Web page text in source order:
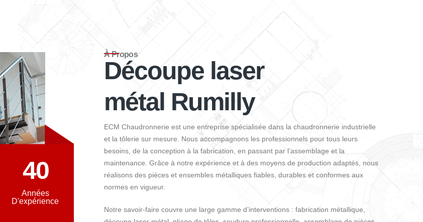
40
Années
D'expérience
À Propos
Découpe laser
métal Rumilly
ECM Chaudronnerie est une entreprise spécialisée dans la chaudronnerie industrielle
et la tôlerie sur mesure. Nous accompagnons les professionnels pour tous leurs
besoins, de la conception à la fabrication, en passant par l’assemblage et la
maintenance. Grâce à notre expérience et à des moyens de production adaptés, nous
réalisons des pièces et ensembles métalliques fiables, durables et conformes aux
normes en vigueur.
Notre savoir-faire couvre une large gamme d’interventions : fabrication métallique,